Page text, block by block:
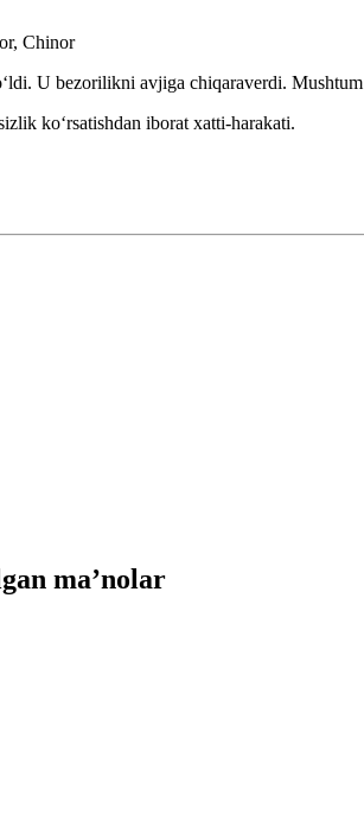
Chinor
U bezorilikni avjiga chiqaraverdi. Mushtum
koʻrsatishdan iborat xatti-harakati.
ma’nolar